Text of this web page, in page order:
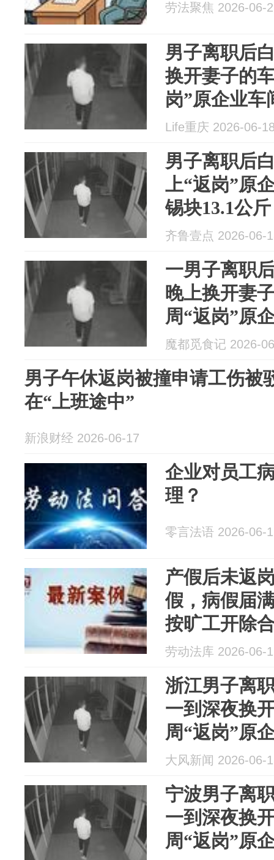
劳法聚焦 2026-06-
男子离职后
换开妻子的
岗”原企业车
13.1公斤，
Life重庆 2026-06-
男子离职后
上“返岗”原
锡块13.1公斤
齐鲁壹点 2026-06-
一男子离职
晚上换开妻
周“返岗”原
锡块13.1公
魔都觅食记 2026-
男子午休返岗被撞申请工伤被
在“上班途中”
新浪财经 2026-06-17
企业对员工
理？
零言法语 2026-06-
产假后未返
假，病假届
按旷工开除
劳动法库 2026-06-
浙江男子离
一到深夜换
周“返岗”原
锡块13.1公
元，被警方
大风新闻 2026-06-
宁波男子离
一到深夜换
周“返岗”原